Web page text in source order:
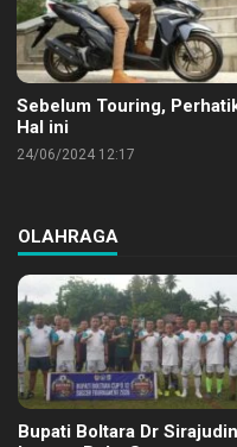
Sebelum Touring,
Hal ini
24/06/2024 12:17
OLAHRAGA
Bupati Boltara Dr Sirajudin